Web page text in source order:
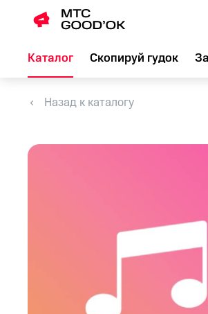
Каталог Скопируй гудок
Назад к каталогу